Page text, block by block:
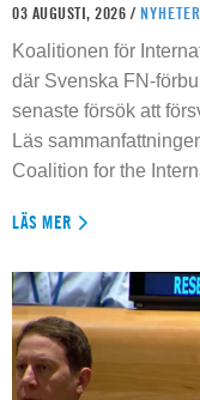
03 AUGUSTI, 2026 / NYHETER
Koalitionen för
där Svenska FN-
senaste försök att
Läs
Coalition for the
LÄS MER